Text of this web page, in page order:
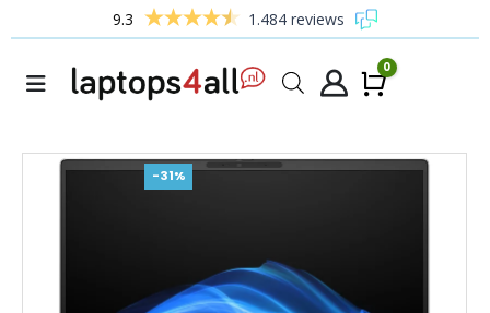
9.3 1.484 reviews
0
-31%